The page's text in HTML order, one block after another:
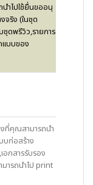
ำไปใช้ยื่นขออนุ
จริง (ในชุด
ดพรีวิว,รายการ
แบบของ
ที่คุณสามารถนำ
บก่อสร้าง
อกสารรับรอง
ารถนำไป print